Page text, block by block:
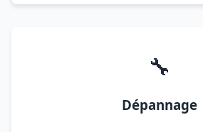
🔧
Dépannage